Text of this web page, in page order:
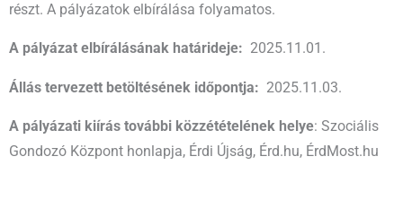
részt. A pályázatok elbírálása folyamatos.
A pályázat elbírálásának határideje: 2025.11.01.
Állás tervezett betöltésének időpontja: 2025.11.03.
A pályázati kiírás további közzétételének helye: Szociális
Gondozó Központ honlapja, Érdi Újság, Érd.hu, ÉrdMost.hu